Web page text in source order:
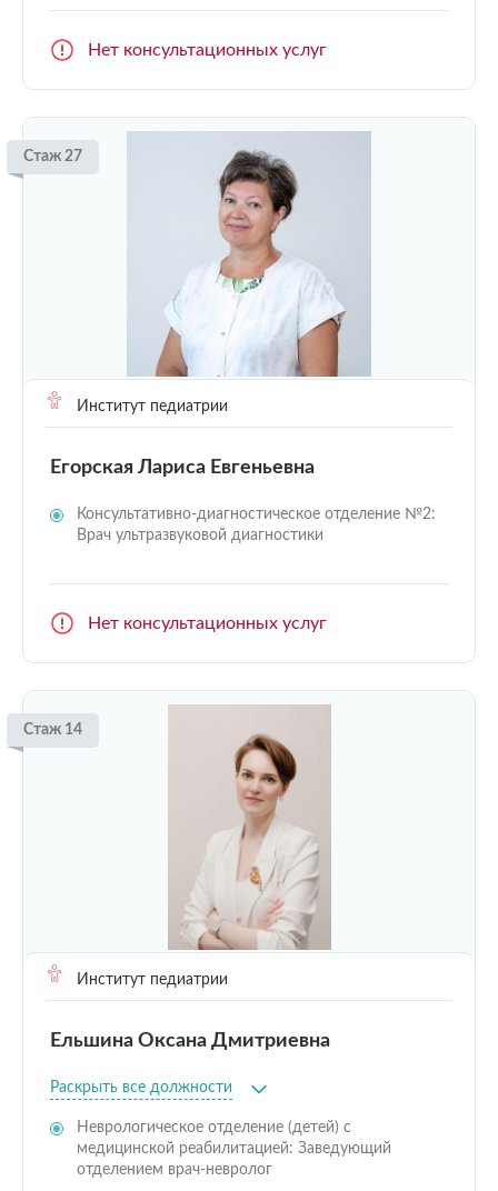
Нет консультационных услуг
Стаж 27
Институт педиатрии
Егорская Лариса Евгеньевна
Консультативно-диагностическое отделение №2:
Врач ультразвуковой диагностики
Нет консультационных услуг
Стаж 14
Институт педиатрии
Ельшина Оксана Дмитриевна
Раскрыть все должности
Неврологическое отделение (детей) с
медицинской реабилитацией: Заведующий
отделением врач-невролог